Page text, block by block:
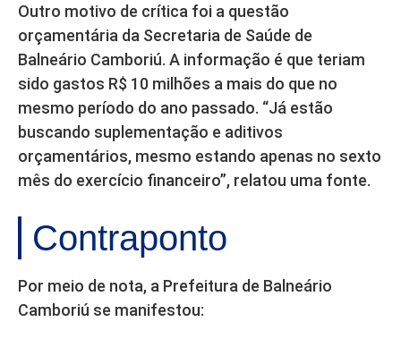
Outro motivo de crítica foi a questão
orçamentária da Secretaria de Saúde de
Balneário Camboriú. A informação é que teriam
sido gastos R$ 10 milhões a mais do que no
mesmo período do ano passado. “Já estão
buscando suplementação e aditivos
orçamentários, mesmo estando apenas no sexto
mês do exercício financeiro”, relatou uma fonte.
Contraponto
Por meio de nota, a Prefeitura de Balneário
Camboriú se manifestou: